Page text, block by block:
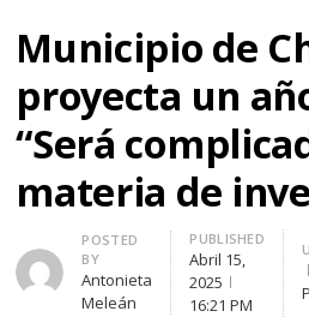
Municipio de
proyecta un
“Será
materia de
Author
POSTED
BY
Antonieta
Meleán
PUBLISHED
Abril 15,
2025
16:21 PM